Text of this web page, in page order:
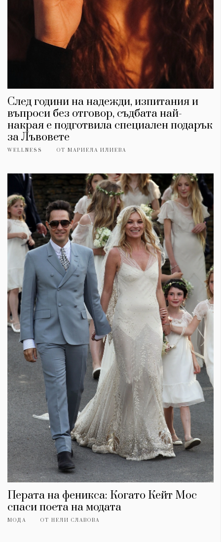
След години на надежди, изпитания и
въпроси без отговор, съдбата най-
накрая е подготвила специален подарък
за Лъвовете
WELLNESS ОТ МАРИЕЛА ИЛИЕВА
Перата на феникса: Когато Кейт Мос
спаси поета на модата
МОДА ОТ НЕЛИ СЛАВОВА
КАТЕГОРИИ
Wine&Dine
Подкасти
Мода
Dialogue
Изкуство
Красота
Цветно
Гурме
Пътувай
Wellness
ЗА НАС
Условия за
ползване
За нас
Реклама
Политика за
поверителност
ModerenDom
СЛЕДВАЙТЕ НИ
Facebook Instagram Twitter
Pinterest
YouTube
Spotify Soundcloud
Ако нашият сайт ви харесва, можете да се абонирате за
седмичния ни нюзлетър тук: